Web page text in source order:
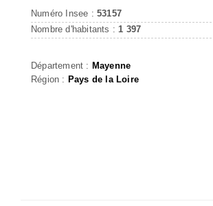
Numéro Insee : 53157
Nombre d'habitants : 1 397
Département : Mayenne
Région : Pays de la Loire